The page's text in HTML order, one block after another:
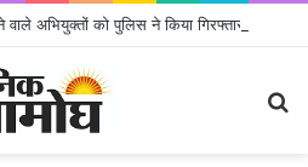
अभियुक्तों को पुलिस ने किया गिरफ्तार